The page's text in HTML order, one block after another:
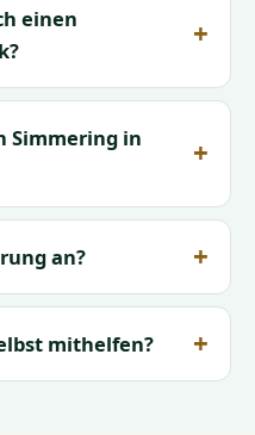
einen
Simmering in
an?
mithelfen?